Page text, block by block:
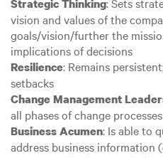
Strategic Thinking
vision and values of the
goals/vision/further the
implications of decisions
Resilience: Remains
setbacks
Change Management
all phases of change
Business Acumen: Is able to
address business information